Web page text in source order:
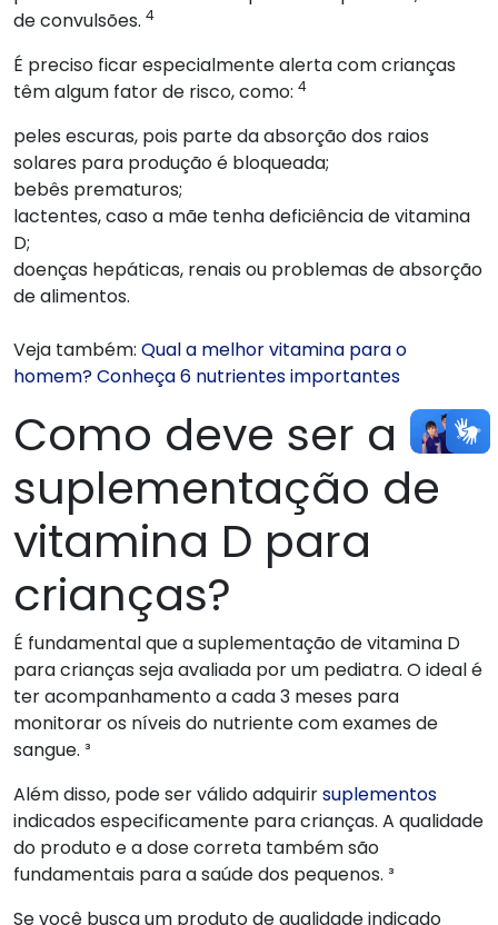
de convulsões. 4
É preciso ficar especialmente alerta com crianças
têm algum fator de risco, como: 4
peles escuras, pois parte da absorção dos raios
solares para produção é bloqueada;
bebês prematuros;
lactentes, caso a mãe tenha deficiência de vitamina
D;
doenças hepáticas, renais ou problemas de absorção
de alimentos.
Veja também: Qual a melhor vitamina para o
homem? Conheça 6 nutrientes importantes
Como deve ser a
suplementação de
vitamina D para
crianças?
É fundamental que a suplementação de vitamina D
para crianças seja avaliada por um pediatra. O ideal é
ter acompanhamento a cada 3 meses para
monitorar os níveis do nutriente com exames de
sangue. ³
Além disso, pode ser válido adquirirsuplementos
indicados especificamente para crianças. A qualidade
do produto e a dose correta também são
fundamentais para a saúde dos pequenos. ³
Se você busca um produto de qualidade indicado